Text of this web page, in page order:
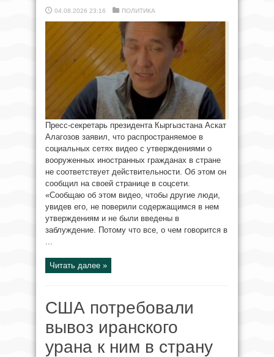
04.08.2026 23:16 ПОЛИТИКА
Пресс-секретарь президента Кыргызстана Аскат
Алагозов заявил, что распространяемое в
социальных сетях видео с утверждениями о
вооруженных иностранных гражданах в стране
не соответствует действительности. Об этом он
сообщил на своей странице в соцсети.
«Сообщаю об этом видео, чтобы другие люди,
увидев его, не поверили содержащимся в нем
утверждениям и не были введены в
заблуждение. Потому что все, о чем говорится в
...
Читать далее »
США потребовали
вывоз иранского
урана к ним в страну